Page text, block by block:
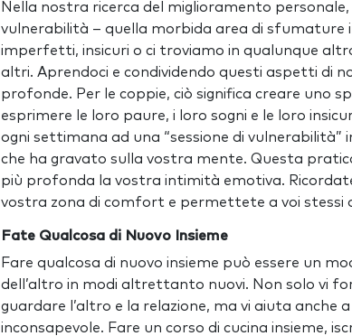
Nella nostra ricerca del miglioramento
vulnerabilità – quella morbida area di sfumature
imperfetti, insicuri o ci troviamo in qualunque
altri. Aprendoci e condividendo questi aspetti di
profonde. Per le coppie, ciò significa creare uno
esprimere le loro paure, i loro sogni e le loro
ogni settimana ad una “sessione di
che ha gravato sulla vostra mente. Questa
più profonda la vostra intimità emotiva.
vostra zona di comfort e permettete a voi stessi
Fate Qualcosa di Nuovo Insieme
Fare qualcosa di nuovo insieme può essere un
dell’altro in modi altrettanto nuovi. Non solo vi
guardare l’altro e la relazione, ma vi aiuta anche
inconsapevole. Fare un corso di cucina insieme,